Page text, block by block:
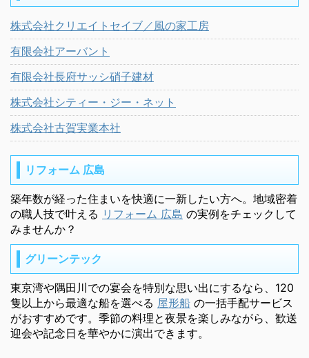
株式会社クリエイトセイブ／風の家工房
有限会社アーバント
有限会社長府サッシ硝子建材
株式会社シティー・ジー・ネット
株式会社古賀実業本社
リフォーム 広島
築年数が経った住まいを快適に一新したい方へ。地域密着
の職人技で叶える リフォーム 広島 の実例をチェックして
みませんか？
グリーンテック
東京湾や隅田川での宴会を特別な思い出にするなら、120
隻以上から最適な船を選べる 屋形船 の一括手配サービス
がおすすめです。季節の料理と夜景を楽しみながら、歓送
迎会や記念日を華やかに演出できます。